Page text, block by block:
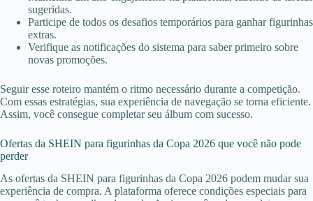
sugeridas.
Participe de todos os desafios temporários para ganhar figurinhas
extras.
Verifique as notificações do sistema para saber primeiro sobre
novas promoções.
Seguir esse roteiro mantém o ritmo necessário durante a competição.
Com essas estratégias, sua experiência de navegação se torna eficiente.
Assim, você consegue completar seu álbum com sucesso.
Ofertas da SHEIN para figurinhas da Copa 2026 que você não pode
perder
As ofertas da SHEIN para figurinhas da Copa 2026 podem mudar sua
experiência de compra. A plataforma oferece condições especiais para